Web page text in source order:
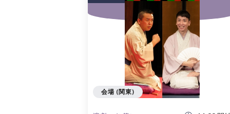
会場 (関東)